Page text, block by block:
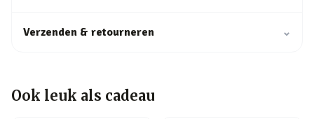
Verzenden & retourneren ⌄
Ook leuk als cadeau